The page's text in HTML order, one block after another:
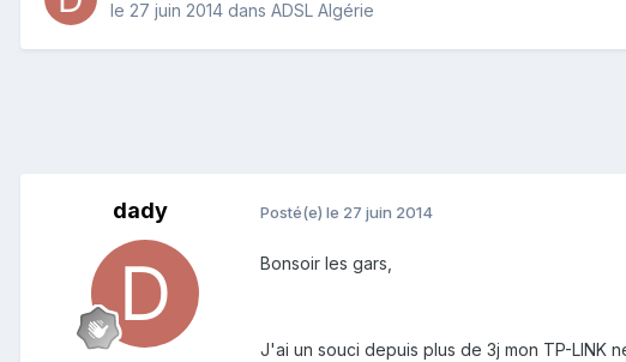
le 27 juin 2014 dans ADSL Algérie
dady Posté(e) le 27 juin 2014
Bonsoir les gars,
J'ai un souci depuis plus de 3j mon TP-LINK